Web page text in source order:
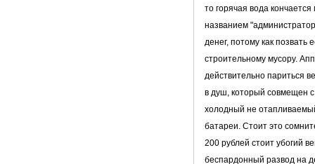
то горячая вода
названием
денег, потому как
строительному мусору.
действительно париться
в душ, который совмещен с
холодный не
батареи. Стоит это
200 рублей стоит убогий
беспардонный развод на